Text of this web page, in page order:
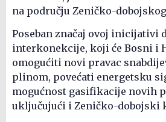
na području Zeničko-
Poseban značaj ovoj inicijativi
interkonekcije, koji će Bosni i
omogućiti novi pravac
plinom, povećati energetsku
mogućnost gasifikacije novih
uključujući i Zeničko-dobojski